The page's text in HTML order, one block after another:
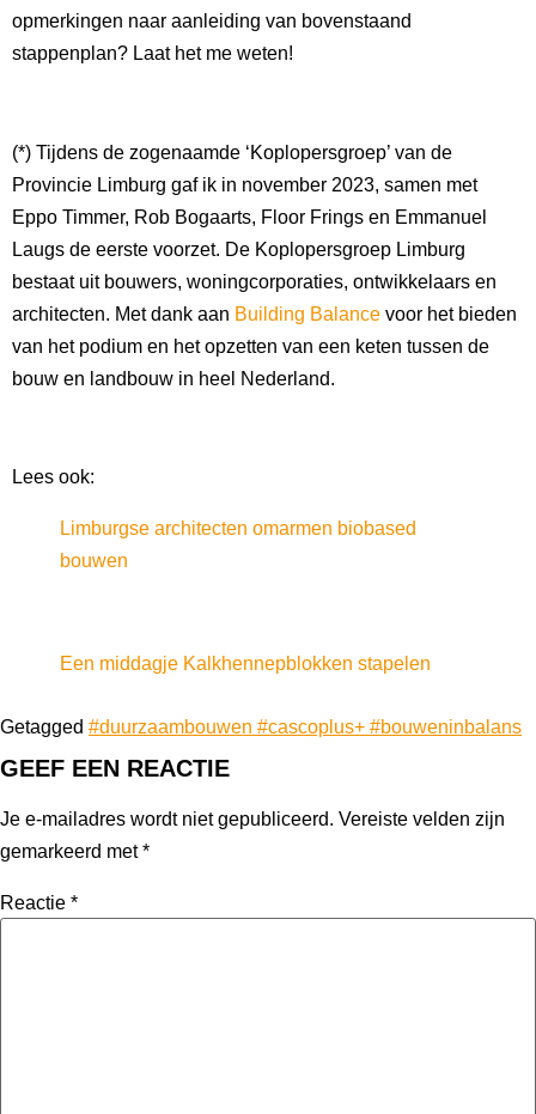
opmerkingen naar aanleiding van bovenstaand
stappenplan? Laat het me weten!
(*) Tijdens de zogenaamde ‘Koplopersgroep’ van de
Provincie Limburg gaf ik in november 2023, samen met
Eppo Timmer, Rob Bogaarts, Floor Frings en Emmanuel
Laugs de eerste voorzet. De Koplopersgroep Limburg
bestaat uit bouwers, woningcorporaties, ontwikkelaars en
architecten. Met dank aan Building Balance voor het bieden
van het podium en het opzetten van een keten tussen de
bouw en landbouw in heel Nederland.
Lees ook:
Limburgse architecten omarmen biobased
bouwen
Een middagje Kalkhennepblokken stapelen
Getagged #duurzaambouwen #cascoplus+ #bouweninbalans
GEEF EEN REACTIE
Je e-mailadres wordt niet gepubliceerd. Vereiste velden zijn
gemarkeerd met*
Reactie *